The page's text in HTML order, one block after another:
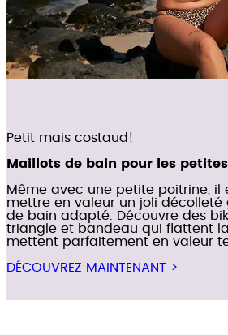
Petit mais costaud!
Maillots de bain pour les
Même avec une petite poitrine, il
mettre en valeur un joli
de bain adapté. Découvre des
triangle et bandeau qui flattent
mettent parfaitement en valeur
DÉCOUVREZ MAINTENANT >